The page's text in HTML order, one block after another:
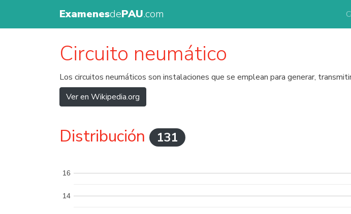
ExamenesdePAU.com
Circuito neumático
Los circuitos neumáticos son instalaciones que se emplean para generar,
Ver en Wikipedia.org
Distribución 131
14
16